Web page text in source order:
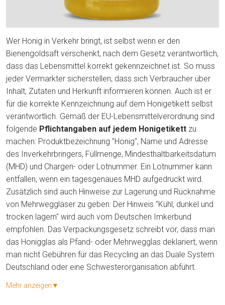
Wer Honig in Verkehr bringt, ist selbst wenn er den
Bienengoldsaft verschenkt, nach dem Gesetz verantwortlich,
dass das Lebensmittel korrekt gekennzeichnet ist. So muss
jeder Vermarkter sicherstellen, dass sich Verbraucher über
Inhalt, Zutaten und Herkunft informieren können. Auch ist er
für die korrekte Kennzeichnung auf dem Honigetikett selbst
verantwortlich. Gemäß der EU-Lebensmittelverordnung sind
folgende Pflichtangaben auf jedem Honigetikett zu
machen: Produktbezeichnung "Honig", Name und Adresse
des Inverkehrbringers, Füllmenge, Mindesthaltbarkeitsdatum
(MHD) und Chargen- oder Lotnummer. Ein Lotnummer kann
entfallen, wenn ein tagesgenaues MHD aufgedruckt wird.
Zusätzlich sind auch Hinweise zur Lagerung und Rücknahme
von Mehrweggläser zu geben: Der Hinweis "Kühl, dunkel und
trocken lagern" wird auch vom Deutschen Imkerbund
empfohlen. Das Verpackungsgesetz schreibt vor, dass man
das Honigglas als Pfand- oder Mehrwegglas deklariert, wenn
man nicht Gebühren für das Recycling an das Duale System
Deutschland oder eine Schwesterorganisation abführt.
Mehr anzeigen▼